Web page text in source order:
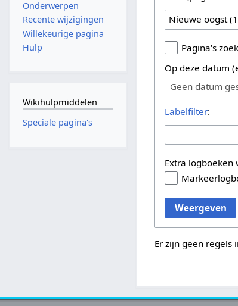
Pagina's
Op deze datum
Geen datum
Labelfilter:
Extra logboeken
Weergeven
Er zijn geen regels
Onderwerpen
Recente wijzigingen
Willekeurige pagina
Hulp
Wikihulpmiddelen
Speciale pagina's